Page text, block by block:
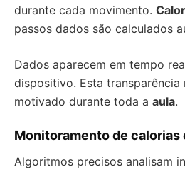
durante cada movimento.
passos dados são calculados
Dados aparecem em tempo
dispositivo. Esta transparência
motivado durante toda a aula.
Monitoramento de calorias
Algoritmos precisos analisam